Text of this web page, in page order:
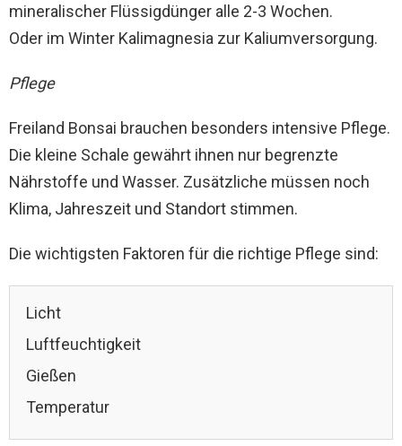
mineralischer Flüssigdünger alle 2-3 Wochen.
Oder im Winter Kalimagnesia zur Kaliumversorgung.
Pflege
Freiland Bonsai brauchen besonders intensive Pflege.
Die kleine Schale gewährt ihnen nur begrenzte
Nährstoffe und Wasser. Zusätzliche müssen noch
Klima, Jahreszeit und Standort stimmen.
Die wichtigsten Faktoren für die richtige Pflege sind:
Licht
Luftfeuchtigkeit
Gießen
Temperatur